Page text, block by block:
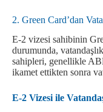
2. Green Card’dan
E-2 vizesi sahibinin
durumunda,
sahipleri, genellikle
ikamet ettikten sonra
E-2 Vizesi ile